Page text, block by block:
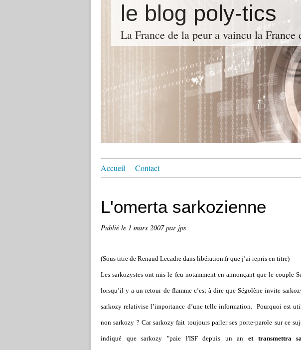
le blog poly-tics
La France de la peur a vaincu la
Accueil Contact
L'omerta sarkozienne
Publié le 1 mars 2007par jps
(Sous titre de Renaud Lecadre dans libération.fr que j’ai repris en titre)
Les sarkozystes ont mis le feu notamment en annonçant que le couple
lorsqu’il y a un retour de flamme c’est à dire que Ségolène invite
sarkozy relativise l’importance d’une telle information. Pourquoi est
non sarkozy ? Car sarkozy fait toujours parler ses porte-parole sur ce
indiqué que sarkozy "paie l'ISF depuis un anet transmettra